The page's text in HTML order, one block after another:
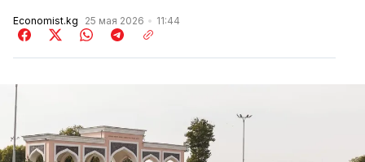
Economist.kg 25 мая 2026 11:44